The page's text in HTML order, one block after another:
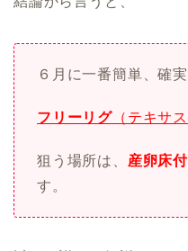
６月に一番簡単、確
フリーリグ （テキサ
狙う場所は、 産卵床
す。